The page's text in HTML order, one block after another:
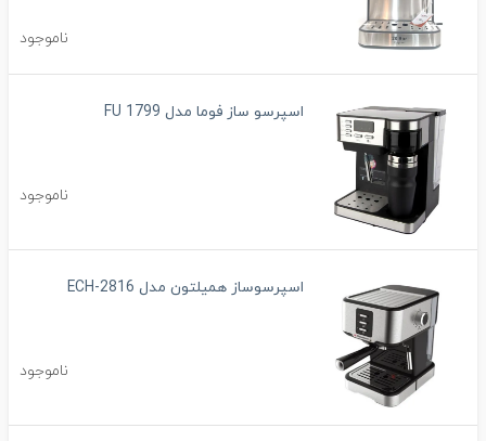
ناموجود
اسپرسو ساز فوما مدل FU 1799
ناموجود
اسپرسوساز همیلتون مدل ECH-2816
ناموجود